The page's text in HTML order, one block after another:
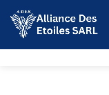
content